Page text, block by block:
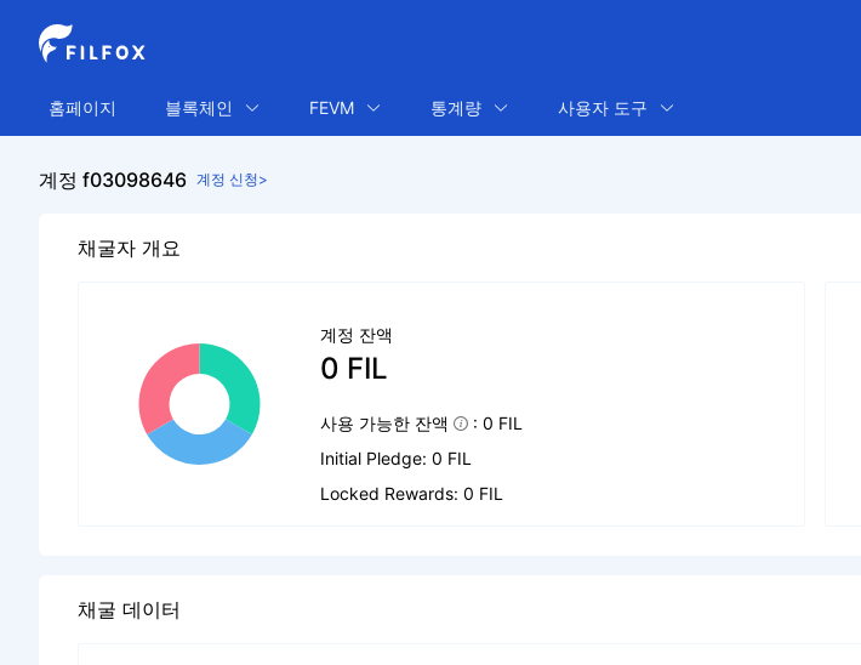
홈페이지 블록체인 FEVM 통계량 사용자 도구
계정 f03098646 계정 신청>
채굴자 개요
계정 잔액
0 FIL
사용 가능한 잔액
: 0 FIL
Initial Pledge: 0 FIL
Locked Rewards: 0 FIL
채굴 데이터